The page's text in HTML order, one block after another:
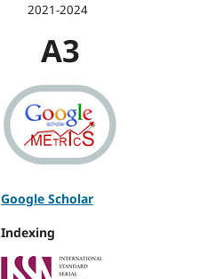
2021-2024
A3
Google Scholar
Indexing